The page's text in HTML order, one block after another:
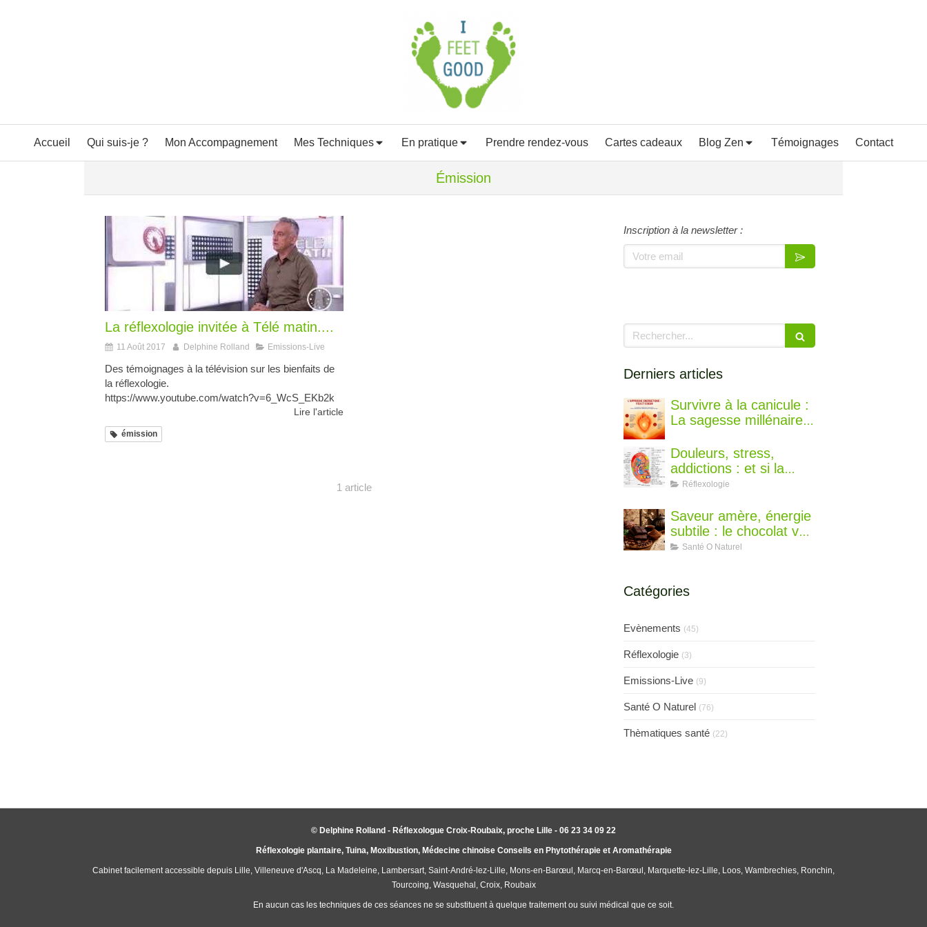
Accueil Qui suis-je ? Mon Accompagnement Mes Techniques En pratique Prendre rendez-vous Cartes cadeaux Blog Zen Témoignages Contact
Émission
La réflexologie invitée à Télé matin....
11 Août 2017 Delphine Rolland Emissions-Live
Des témoignages à la télévision sur les bienfaits de
la réflexologie.
https://www.youtube.com/watch?v=6_WcS_EKb2k
Lire l'article
émission
1 article
Inscription à la newsletter :
Votre email
Rechercher
Derniers articles
Survivre à la canicule :
La sagesse millénaire
chinoise pour rester au
frais
Douleurs, stress,
addictions : et si la
solution se cachait
Réflexologie
Saveur amère, énergie
subtile : le chocolat vu
par la diététique
Santé O Naturel
Catégories
Evènements (45)
Réflexologie (3)
Emissions-Live (9)
Santé O Naturel (76)
Thèmatiques santé (22)
© Delphine Rolland - Réflexologue Croix-Roubaix, proche Lille - 06 23 34 09 22
Réflexologie plantaire, Tuina, Moxibustion, Médecine chinoise Conseils en Phytothérapie et Aromathérapie
Cabinet facilement accessible depuis Lille, Villeneuve d'Ascq, La Madeleine, Lambersart, Saint-André-lez-Lille, Mons-en-Barœul, Marcq-en-Barœul, Marquette-lez-Lille, Loos, Wambrechies, Ronchin,
Tourcoing, Wasquehal, Croix, Roubaix
En aucun cas les techniques de ces séances ne se substituent à quelque traitement ou suivi médical que ce soit.